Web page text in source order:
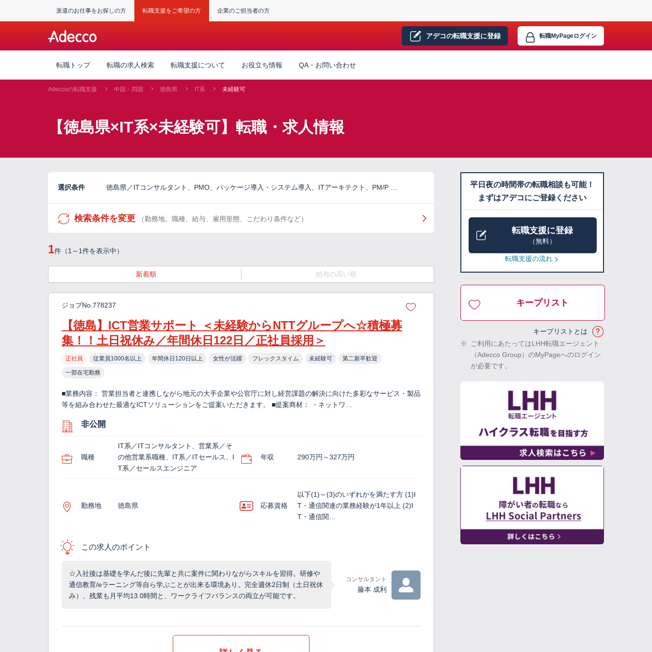
派遣のお仕事をお探しの方 転職支援をご希望の方 企業のご担当者の方
アデコの転職支援に登録 転職MyPageログイン
転職トップ 転職の求人検索 転職支援について お役立ち情報 QA・お問い合わせ
Adeccoの転職支援 中国・四国 徳島県 IT系 未経験可
【徳島県×IT系×未経験可】転職・求人情報
選択条件 徳島県／ITコンサルタント、PMO、パッケージ導入・システム導入、ITアーキテクト、PM/P …
検索条件を変更 （勤務地、職種、給与、雇用形態、こだわり条件など）
1件（1～1件を表示中）
新着順 給与の高い順
ジョブNo.778237
【徳島】ICT営業サポート ＜未経験からNTTグループへ☆積極募
集！！土日祝休み／年間休日122日／正社員採用＞
正社員 従業員1000名以上 年間休日120日以上 女性が活躍 フレックスタイム 未経験可 第二新卒歓迎
一部在宅勤務
■業務内容： 営業担当者と連携しながら地元の大手企業や公官庁に対し経営課題の解決に向けた多彩なサービス・製品
等を組み合わせた最適なICTソリューションをご提案いただきます。 ■提案商材： ・ネットワ…
非公開
職種
IT系／ITコンサルタント、営業系／そ
の他営業系職種、IT系／ITセールス、I
T系／セールスエンジニア
年収 290万円～327万円
勤務地 徳島県 応募資格
以下(1)～(3)のいずれかを満たす方 (1)I
T・通信関連の業務経験が1年以上 (2)I
T・通信関…
この求人のポイント
☆入社後は基礎を学んだ後に先輩と共に案件に関わりながらスキルを習得。研修や
通信教育/eラーニング等自ら学ぶことが出来る環境あり。完全週休2日制（土日祝休
み）、残業も月平均13.0時間と、ワークライフバランスの両立が可能です。
コンサルタント
藤本 成利
平日夜の時間帯の転職相談も可能！
まずはアデコにご登録ください
転職支援に登録
（無料）
転職支援の流れ
キープリスト
キープリストとは
※
ご利用にあたってはLHH転職エージェント
（Adecco Group）のMyPageへのログイン
が必要です。